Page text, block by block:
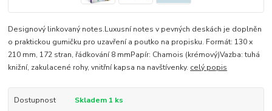
Designový linkovaný notes.Luxusní notes v pevných deskách je doplněn
o praktickou gumičku pro uzavření a poutko na propisku. Formát: 130 x
210 mm, 172 stran, řádkování 8 mmPapír: Chamois (krémový)Vazba: tuhá
knižní, zakulacené rohy, vnitřní kapsa na navštívenky. celý popis
Dostupnost Skladem 1 ks